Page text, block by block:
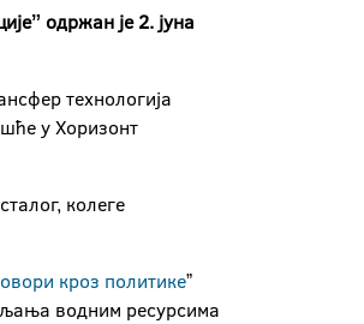
одржан је 2. јуна
технологија
у Хоризонт
колеге
кроз политикеˮ
водним ресурсима